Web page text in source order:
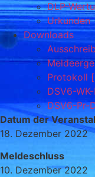
DLP-
Urkunden
Downloads
Protokoll
DSV6-
DSV6-Pr-
Datum der
18. Dezember 2022
Meldeschluss
10. Dezember 2022